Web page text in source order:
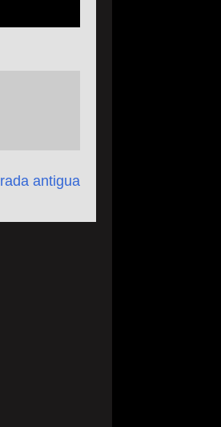
antigua